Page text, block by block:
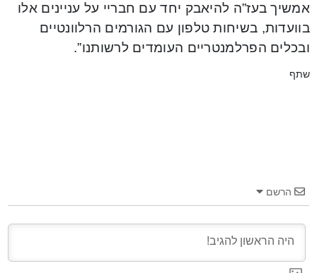
אמשיך בעז”ה להיאבק יחד עם חבריי על עניינים אלו
בוועדות, בשיחות טלפון עם הגורמים הרלוונטיים
ובכלים הפרלמנטריים העומדים לרשותנו”.
שתף
הרשם